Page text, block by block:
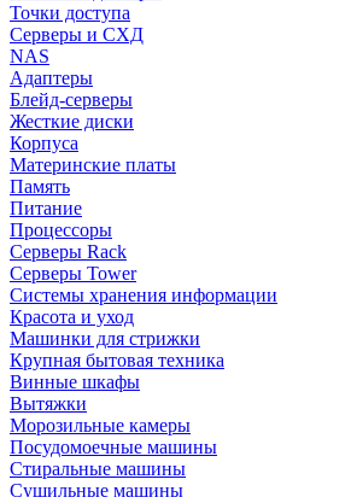
Точки доступа
Серверы и СХД
NAS
Адаптеры
Блейд-серверы
Жесткие диски
Корпуса
Материнские платы
Память
Питание
Процессоры
Серверы Rack
Серверы Tower
Системы хранения информации
Красота и уход
Машинки для стрижки
Крупная бытовая техника
Винные шкафы
Вытяжки
Морозильные камеры
Посудомоечные машины
Стиральные машины
Сушильные машины